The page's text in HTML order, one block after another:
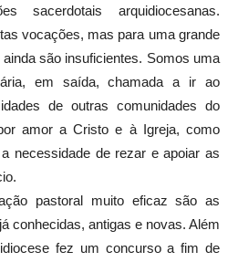
sacerdotais arquidiocesanas.
vocações, mas para uma grande
são insuficientes. Somos uma
em saída, chamada a ir ao
de outras comunidades do
amor a Cristo e à Igreja, como
necessidade de rezar e apoiar as
pastoral muito eficaz são as
conhecidas, antigas e novas. Além
fez um concurso a fim de